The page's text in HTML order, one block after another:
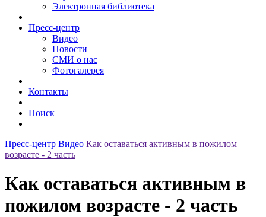
Электронная библиотека
Пресс-центр
Видео
Новости
СМИ о нас
Фотогалерея
Контакты
Поиск
Пресс-центр Видео Как оставаться активным в пожилом
возрасте - 2 часть
Как оставаться активным в
пожилом возрасте - 2 часть